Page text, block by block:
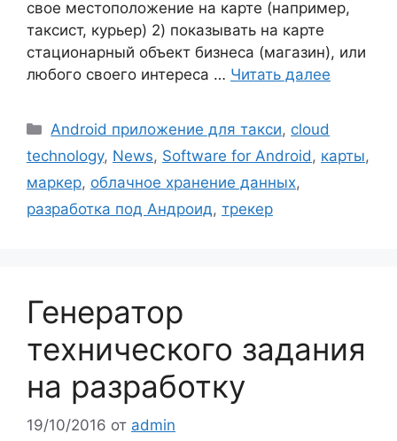
свое местоположение на карте (например,
таксист, курьер) 2) показывать на карте
стационарный объект бизнеса (магазин), или
любого своего интереса … Читать далее
Рубрики
Android приложение для такси, cloud
technology, News, Software for Android , карты,
маркер, облачное хранение данных,
разработка под Андроид, трекер
Генератор
технического задания
на разработку
19/10/2016 от admin